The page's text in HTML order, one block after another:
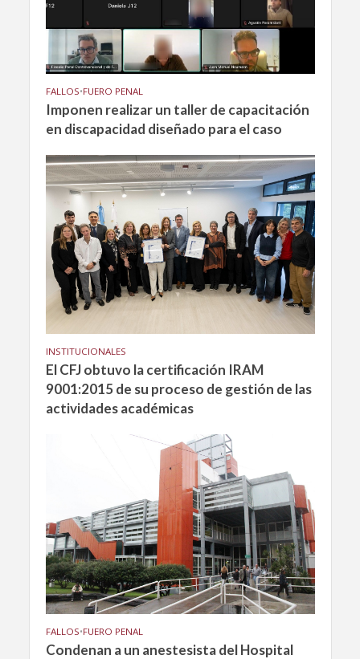
FALLOS•FUERO PENAL
Imponen realizar un taller de capacitación
en discapacidad diseñado para el caso
INSTITUCIONALES
El CFJ obtuvo la certificación IRAM
9001:2015 de su proceso de gestión de las
actividades académicas
FALLOS•FUERO PENAL
Condenan a un anestesista del Hospital